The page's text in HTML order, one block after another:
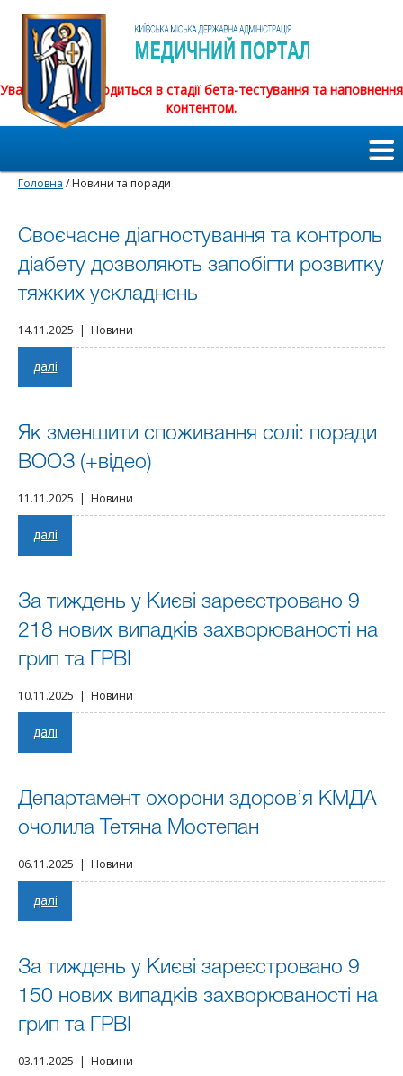
Увага! Сайт знаходиться в стадії бета-тестування та наповнення
контентом.
Головна / Новини та поради
Своєчасне діагностування та контроль
діабету дозволяють запобігти розвитку
тяжких ускладнень
14.11.2025 | Новини
далі
Як зменшити споживання солі: поради
ВООЗ (+відео)
11.11.2025 | Новини
далі
За тиждень у Києві зареєстровано 9
218 нових випадків захворюваності на
грип та ГРВІ
10.11.2025 | Новини
далі
Департамент охорони здоров’я КМДА
очолила Тетяна Мостепан
06.11.2025 | Новини
далі
За тиждень у Києві зареєстровано 9
150 нових випадків захворюваності на
грип та ГРВІ
03.11.2025 | Новини